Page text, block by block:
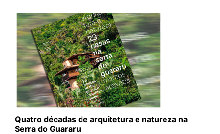
Quatro décadas de arquitetura e natureza na
Serra do Guararu